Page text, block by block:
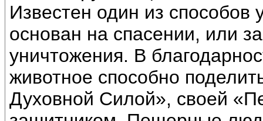
Известен один из
основан на спасении, или
уничтожения. В
животное способно
Духовной Силой», своей